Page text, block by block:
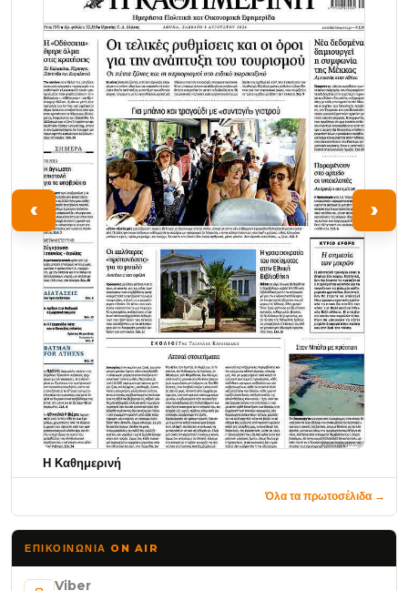
‹
Η Καθημερινή
›
Όλα τα πρωτοσέλιδα →
ΕΠΙΚΟΙΝΩΝΊΑ ON AIR
Viber